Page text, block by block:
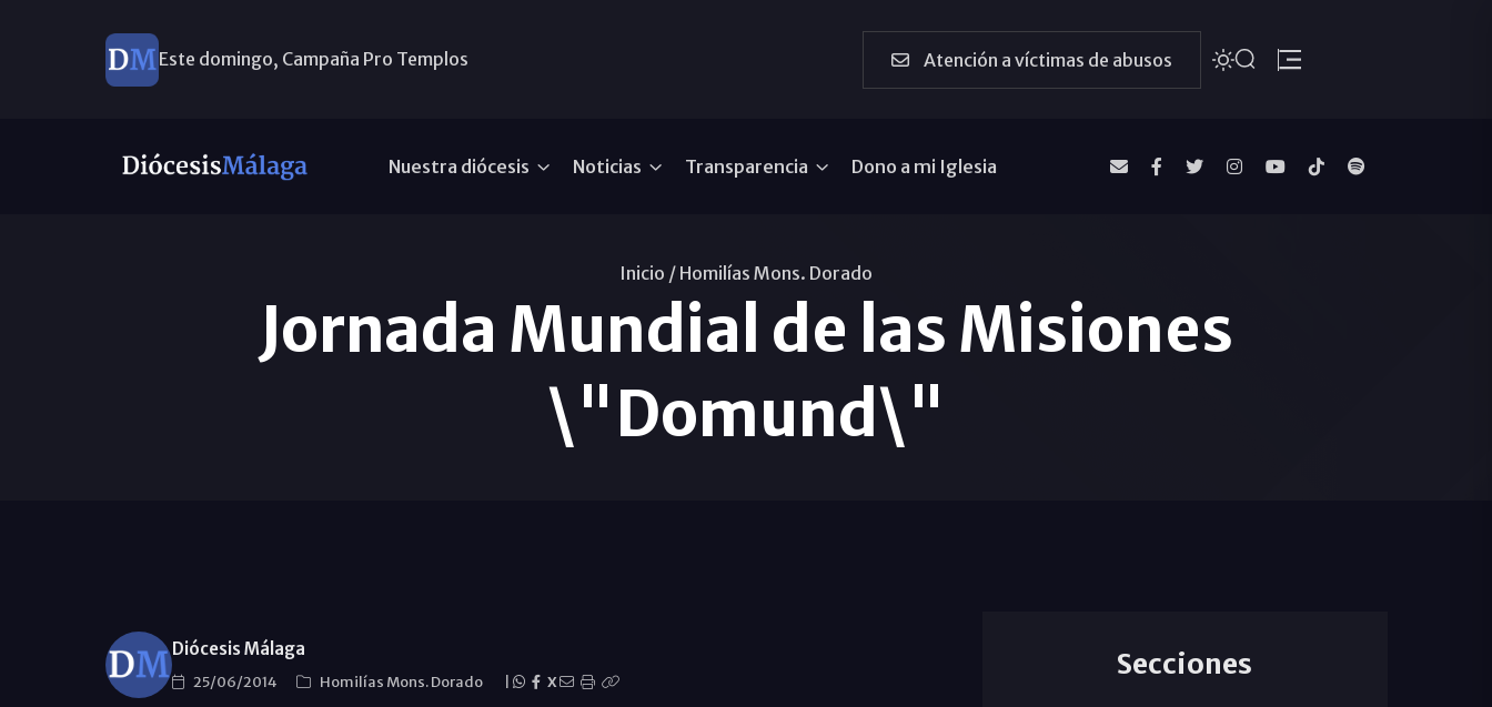
Este domingo, Campaña Pro Templos Atención a víctimas de abusos
Nuestra diócesis Noticias Transparencia Dono a mi Iglesia
Inicio / Homilías Mons. Dorado
Jornada Mundial de las Misiones
\"Domund\"
Diócesis Málaga
25/06/2014 Homilías Mons. Dorado X Secciones